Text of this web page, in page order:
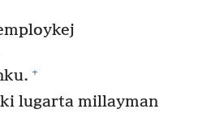
+
lugarta millayman